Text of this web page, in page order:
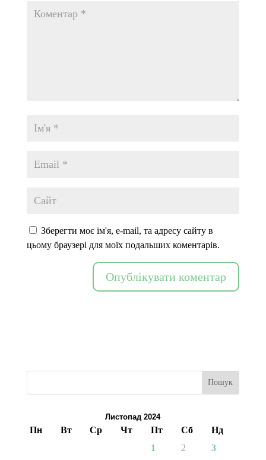
Зберегти моє ім'я, e-mail, та адресу сайту в
цьому браузері для моїх подальших коментарів.
Пошук
Листопад 2024
Пн Вт Ср Чт Пт Сб
Нд
1
2
3